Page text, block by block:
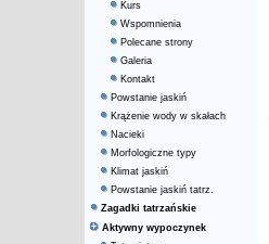
Kurs
Wspomnienia
Polecane strony
Galeria
Kontakt
Powstanie jaskiń
Krążenie wody w skałach
Nacieki
Morfologiczne typy
Klimat jaskiń
Powstanie jaskiń tatrz.
Zagadki tatrzańskie
Aktywny wypoczynek